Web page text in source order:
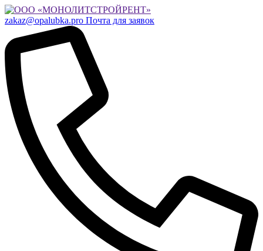
zakaz@opalubka.pro Почта для заявок